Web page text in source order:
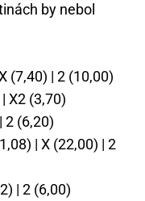
by nebol
(7,40) | 2 (10,00)
X2 (3,70)
2 (6,20)
| X (22,00) | 2
| 2 (6,00)